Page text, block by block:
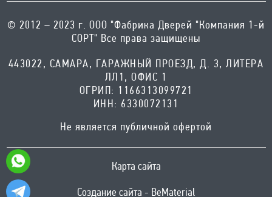
© 2012 – 2023 г. ООО "Фабрика Дверей "Компания 1-й
СОРТ" Все права защищены
443022, САМАРА, ГАРАЖНЫЙ ПРОЕЗД, Д. 3, ЛИТЕРА
ЛЛ1, ОФИС 1
ОГРИП: 1166313099721
ИНН: 6330072131
Не является публичной офертой
Карта сайта
Создание сайта - BeMaterial